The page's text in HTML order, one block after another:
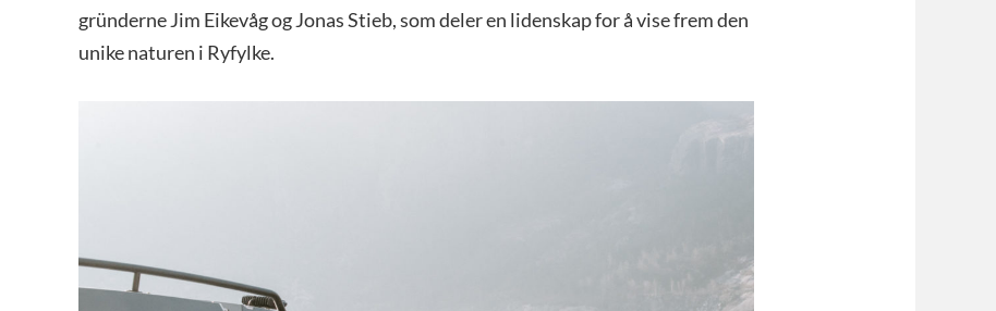
gründerne Jim Eikevåg og Jonas Stieb, som deler en lidenskap for å vise frem den
unike naturen i Ryfylke.